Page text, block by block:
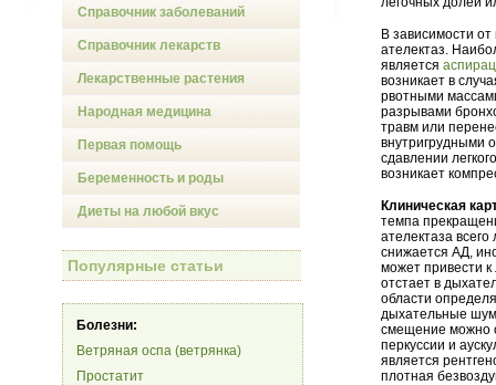
Справочник заболеваний
Справочник лекарств
Лекарственные растения
Народная медицина
Первая помощь
Беременность и роды
Диеты на любой вкус
Популярные статьи
Болезни:
Ветряная оспа (ветрянка)
Простатит
В зависимости
ателектаз.
является
возникает в
рвотными
разрывами
травм или
внутригрудными
сдавлении
возникает
Клиническая
темпа
ателектаза всего
снижается АД,
может привести к
отстает в
области
дыхательные
смещение можно
перкуссии и
является
плотная